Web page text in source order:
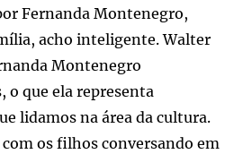
Fernanda Montenegro,
acho inteligente. Walter
Montenegro
o que ela representa
lidamos na área da cultura.
com os filhos conversando em